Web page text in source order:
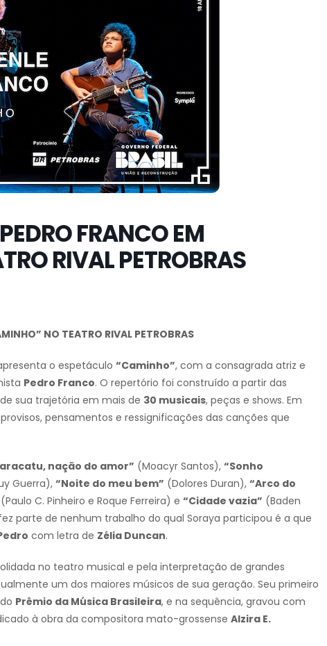
FRANCO EM
RIVAL PETROBRAS
NO TEATRO RIVAL PETROBRAS
o espetáculo “Caminho”, com a consagrada atriz e
Pedro Franco. O repertório foi construído a partir das
sua trajetória em mais de 30 musicais, peças e shows. Em
pensamentos e ressignificações das canções que
nação do amor” (Moacyr Santos), “Sonho
Guerra), “Noite do meu bem” (Dolores Duran), “Arco do
(Paulo C. Pinheiro e Roque Ferreira) e “Cidade vazia” (Baden
parte de nenhum trabalho do qual Soraya participou é a que
com letra de Zélia Duncan.
no teatro musical e pela interpretação de grandes
um dos maiores músicos de sua geração. Seu primeiro
do Prêmio da Música Brasileira, e na sequência, gravou com
à obra da compositora mato-grossense Alzira E.